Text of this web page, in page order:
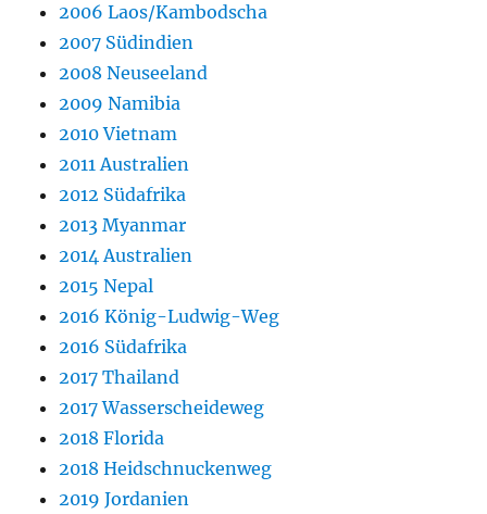
2006 Laos/Kambodscha
2007 Südindien
2008 Neuseeland
2009 Namibia
2010 Vietnam
2011 Australien
2012 Südafrika
2013 Myanmar
2014 Australien
2015 Nepal
2016 König-Ludwig-Weg
2016 Südafrika
2017 Thailand
2017 Wasserscheideweg
2018 Florida
2018 Heidschnuckenweg
2019 Jordanien